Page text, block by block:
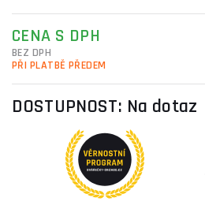
CENA S DPH
BEZ DPH
PŘI PLATBĚ PŘEDEM
DOSTUPNOST: Na dotaz